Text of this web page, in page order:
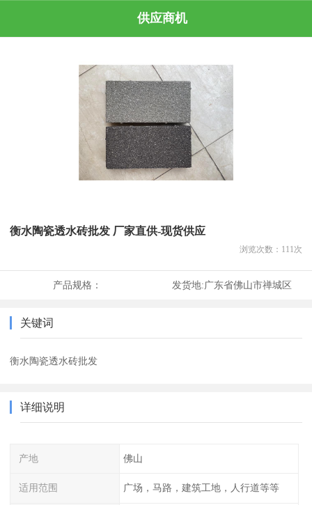
供应商机
衡水陶瓷透水砖批发 厂家直供-现货供应
浏览次数： 111 次
产品规格： 发货地:广东省佛山市禅城区
关键词
衡水陶瓷透水砖批发
详细说明
产地 佛山
适用范围 广场，马路，建筑工地，人行道等等